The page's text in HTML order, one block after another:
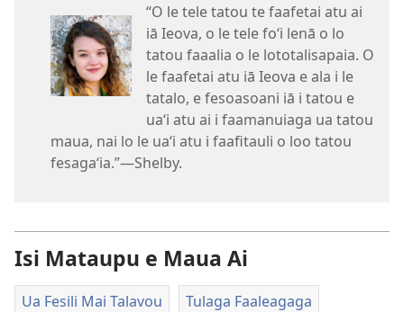
“O le tele tatou te faafetai atu ai
iā Ieova, o le tele foʻi lenā o lo
tatou faaalia o le lototalisapaia. O
le faafetai atu iā Ieova e ala i le
tatalo, e fesoasoani iā i tatou e
uaʻi atu ai i faamanuiaga ua tatou
maua, nai lo le uaʻi atu i faafitauli o loo tatou
fesagaʻia.”​—Shelby.
Isi Mataupu e Maua Ai
Ua Fesili Mai Talavou Tulaga Faaleagaga